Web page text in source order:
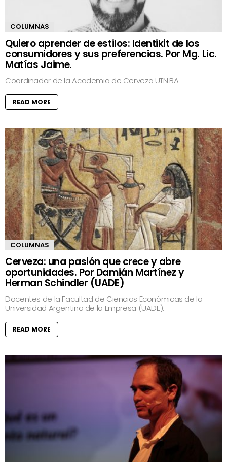
COLUMNAS
Quiero aprender de estilos: Identikit de los
consumidores y sus preferencias. Por Mg. Lic.
Matías Jaime.
Coordinador de la Academia de Cerveza UTN.BA
READ MORE
COLUMNAS
Cerveza: una pasión que crece y abre
oportunidades. Por Damián Martínez y
Herman Schindler (UADE)
Docentes de la Facultad de Ciencias Económicas de la
Universidad Argentina de la Empresa (UADE).
READ MORE